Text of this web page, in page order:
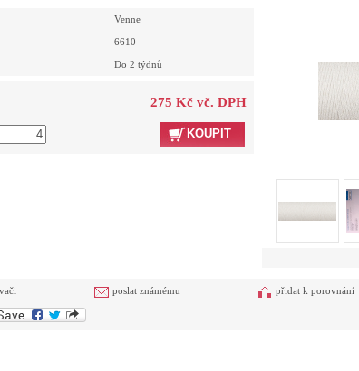
Venne
6610
Do 2 týdnů
275 Kč vč. DPH
KOUPIT
poslat známému přidat k porovnání